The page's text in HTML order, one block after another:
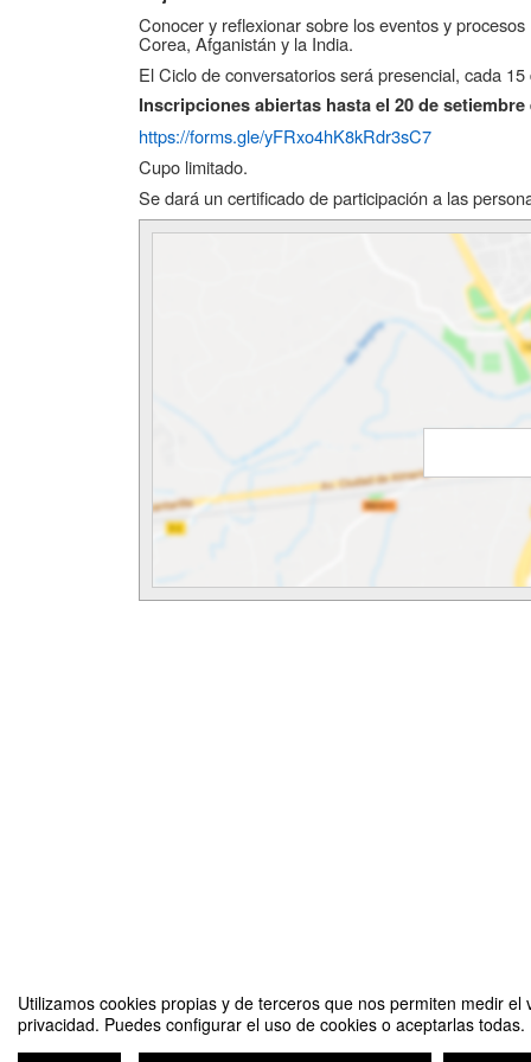
Utilizamos cookies propias y de terceros que nos permiten medir
privacidad. Puedes configurar el uso de cookies o aceptarlas
Conocer y reflexionar sobre los eventos y
Corea, Afganistán y la India.
El Ciclo de conversatorios será presencial, cada
Inscripciones abiertas hasta el 20 de
https://forms.gle/yFRxo4hK8kRdr3sC7
Cupo limitado.
Se dará un certificado de participación a las
Conversatorio Breve historia de la mujer en Asia: Caminos